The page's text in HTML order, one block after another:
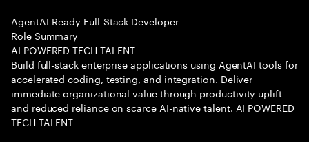
AgentAI-Ready Full-Stack Developer
Role Summary
AI POWERED TECH TALENT
Build full-stack enterprise applications using AgentAI tools for
accelerated coding, testing, and integration. Deliver
immediate organizational value through productivity uplift
and reduced reliance on scarce AI-native talent. AI POWERED
TECH TALENT